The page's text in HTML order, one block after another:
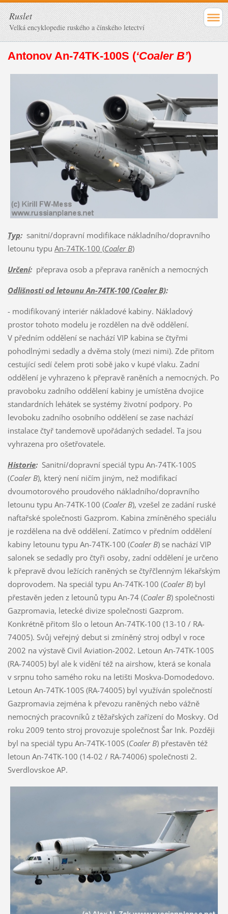
Ruslet
Velká encyklopedie ruského a čínského letectví
Antonov An-74TK-100S (‘Coaler B’)
Typ:sanitní/dopravní modifikace nákladního/dopravního
letounu typu An-74TK-100 (Coaler B)
Určení:přeprava osob a přeprava raněních a nemocných
Odlišnosti od letounu An-74TK-100 (Coaler B):
- modifikovaný interiér nákladové kabiny. Nákladový
prostor tohoto modelu je rozdělen na dvě oddělení.
V předním oddělení se nachází VIP kabina se čtyřmi
pohodlnými sedadly a dvěma stoly (mezi nimi). Zde přitom
cestující sedí čelem proti sobě jako v kupé vlaku. Zadní
oddělení je vyhrazeno k přepravě raněních a nemocných. Po
pravoboku zadního oddělení kabiny je umístěna dvojice
standardních lehátek se systémy životní podpory. Po
levoboku zadního osobního oddělení se zase nachází
instalace čtyř tandemově upořádaných sedadel. Ta jsou
vyhrazena pro ošetřovatele.
Historie:Sanitní/dopravní speciál typu An-74TK-100S
(Coaler B), který není ničím jiným, než modifikací
dvoumotorového proudového nákladního/dopravního
letounu typu An-74TK-100 (Coaler B), vzešel ze zadání ruské
naftařské společnosti Gazprom. Kabina zmíněného speciálu
je rozdělena na dvě oddělení. Zatímco v předním oddělení
kabiny letounu typu An-74TK-100 (Coaler B) se nachází VIP
salonek se sedadly pro čtyři osoby, zadní oddělení je určeno
k přepravě dvou ležících raněných se čtyřčlenným lékařským
doprovodem. Na speciál typu An-74TK-100 (Coaler B) byl
přestavěn jeden z letounů typu An-74 (Coaler B) společnosti
Gazpromavia, letecké divize společnosti Gazprom.
Konkrétně přitom šlo o letoun An-74TK-100 (13-10 / RA-
74005). Svůj veřejný debut si zmíněný stroj odbyl v roce
2002 na výstavě Civil Aviation-2002. Letoun An-74TK-100S
(RA-74005) byl ale k vidění též na airshow, která se konala
v srpnu toho samého roku na letišti Moskva-Domodedovo.
Letoun An-74TK-100S (RA-74005) byl využíván společností
Gazpromavia zejména k převozu raněných nebo vážně
nemocných pracovníků z těžařských zařízení do Moskvy. Od
roku 2009 tento stroj provozuje společnost Šar Ink. Později
byl na speciál typu An-74TK-100S (Coaler B) přestavěn též
letoun An-74TK-100 (14-02 / RA-74006) společnosti 2.
Sverdlovskoe AP.